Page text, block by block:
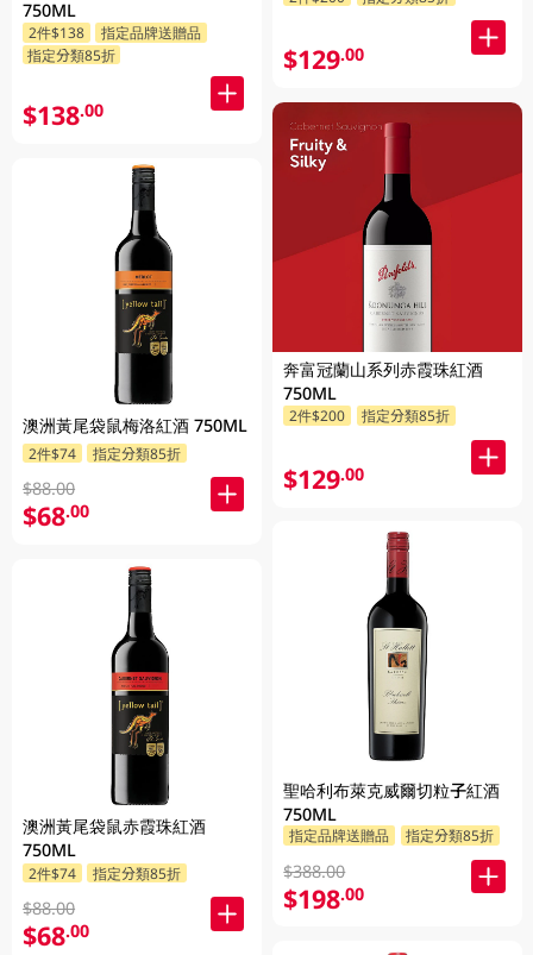
750ML
2件$138
指定品牌送贈品
指定分類85折
$138.00
澳洲黃尾袋鼠梅洛紅酒 750ML
2件$74 指定分類85折
$88.00
$68.00
澳洲黃尾袋鼠赤霞珠紅酒
750ML
2件$74 指定分類85折
$88.00
$68.00
$129.00
奔富冠蘭山系列赤霞珠紅酒
750ML
2件$200 指定分類85折
$129.00
聖哈利布萊克威爾切粒子紅酒
750ML
指定品牌送贈品 指定分類85折
$388.00
$198.00